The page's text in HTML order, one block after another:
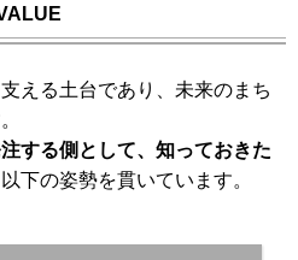
える土台であり、未来のまち
注する側として、知っておきた
下の姿勢を貫いています。